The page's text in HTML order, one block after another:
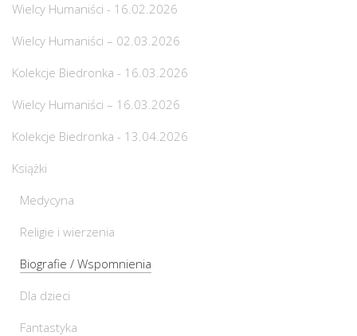
Wielcy Humaniści - 16.02.2026
Wielcy Humaniści – 02.03.2026
Kolekcje Biedronka - 16.03.2026
Wielcy Humaniści – 16.03.2026
Kolekcje Biedronka - 13.04.2026
Książki
Medycyna
Religie i wierzenia
Biografie / Wspomnienia
Dla dzieci
Fantastyka